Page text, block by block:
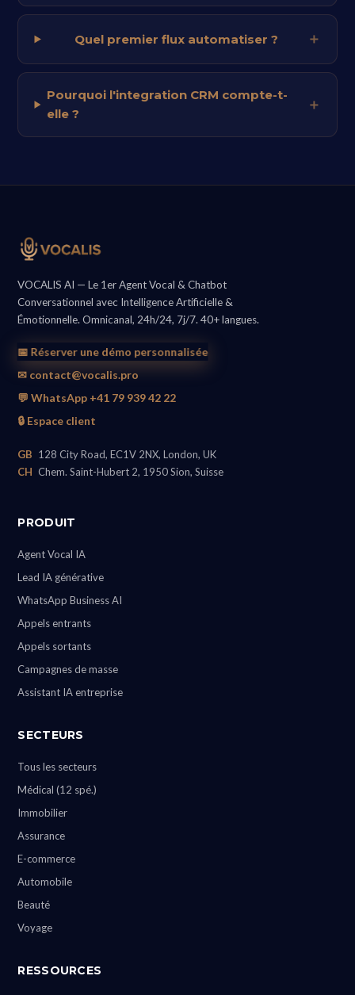
Quel premier flux automatiser ?
Pourquoi l'integration CRM compte-t-
elle ?
VOCALIS AI — Le 1er Agent Vocal & Chatbot
Conversationnel avec Intelligence Artificielle &
Émotionnelle. Omnicanal, 24h/24, 7j/7. 40+ langues.
📅 Réserver une démo personnalisée
✉ contact@vocalis.pro
💬 WhatsApp +41 79 939 42 22
🔒 Espace client
GB 128 City Road, EC1V 2NX, London, UK
CH Chem. Saint-Hubert 2, 1950 Sion, Suisse
PRODUIT
Agent Vocal IA
Lead IA générative
WhatsApp Business AI
Appels entrants
Appels sortants
Campagnes de masse
Assistant IA entreprise
SECTEURS
Tous les secteurs
Médical (12 spé.)
Immobilier
Assurance
E-commerce
Automobile
Beauté
Voyage
RESSOURCES